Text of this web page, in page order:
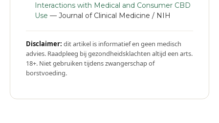
Interactions with Medical and Consumer CBD
Use — Journal of Clinical Medicine / NIH
Disclaimer: dit artikel is informatief en geen medisch
advies. Raadpleeg bij gezondheidsklachten altijd een arts.
18+. Niet gebruiken tijdens zwangerschap of
borstvoeding.